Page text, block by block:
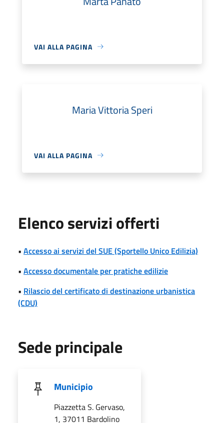
VAI ALLA PAGINA
Maria Vittoria Speri
VAI ALLA PAGINA
Elenco servizi offerti
• Accesso ai servizi del SUE (Sportello Unico Edilizia)
• Accesso documentale per pratiche edilizie
• Rilascio del certificato di destinazione urbanistica
(CDU)
Sede principale
Municipio
Piazzetta S. Gervaso,
1, 37011 Bardolino